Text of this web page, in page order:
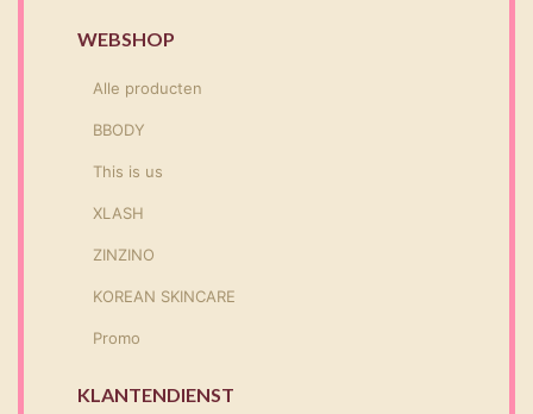
WEBSHOP
Alle producten
BBODY
This is us
XLASH
ZINZINO
KOREAN SKINCARE
Promo
KLANTENDIENST